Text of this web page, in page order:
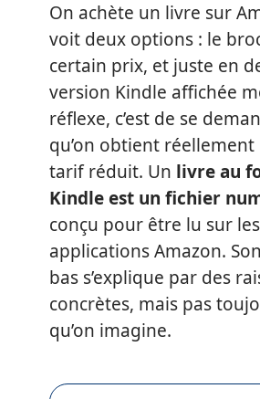
On achète un livre sur
voit deux options : le
certain prix, et juste en
version Kindle affichée
réflexe, c’est de se
qu’on obtient réellement
tarif réduit. Un livre au
Kindle est un fichier
conçu pour être lu sur
applications Amazon.
bas s’explique par des
concrètes, mais pas
qu’on imagine.